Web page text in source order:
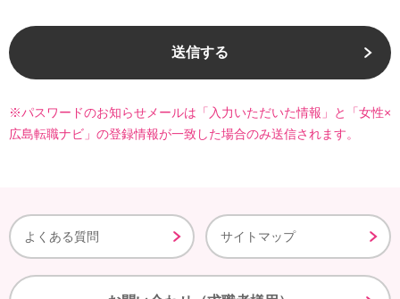
送信する
※パスワードのお知らせメールは「入力いただいた情報」と「女性×
広島転職ナビ」の登録情報が一致した場合のみ送信されます。
よくある質問 サイトマップ